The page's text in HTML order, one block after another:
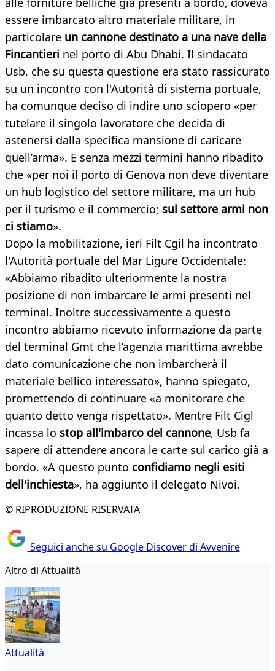
essere imbarcato altro materiale militare, in
particolare un cannone destinato a una nave della
Fincantieri nel porto di Abu Dhabi. Il sindacato
Usb, che su questa questione era stato rassicurato
su un incontro con l'Autorità di sistema portuale,
ha comunque deciso di indire uno sciopero «per
tutelare il singolo lavoratore che decida di
astenersi dalla specifica mansione di caricare
quell’arma». E senza mezzi termini hanno ribadito
che «per noi il porto di Genova non deve diventare
un hub logistico del settore militare, ma un hub
per il turismo e il commercio; sul settore armi non
ci stiamo».
Dopo la mobilitazione, ieri Filt Cgil ha incontrato
l'Autorità portuale del Mar Ligure Occidentale:
«Abbiamo ribadito ulteriormente la nostra
posizione di non imbarcare le armi presenti nel
terminal. Inoltre successivamente a questo
incontro abbiamo ricevuto informazione da parte
del terminal Gmt che l’agenzia marittima avrebbe
dato comunicazione che non imbarcherà il
materiale bellico interessato», hanno spiegato,
promettendo di continuare «a monitorare che
quanto detto venga rispettato». Mentre Filt Cigl
incassa lo stop all'imbarco del cannone, Usb fa
sapere di attendere ancora le carte sul carico già a
bordo. «A questo punto confidiamo negli esiti
dell'inchiesta», ha aggiunto il delegato Nivoi.
© RIPRODUZIONE RISERVATA
Seguici anche su Google Discover di Avvenire
Altro di Attualità
Attualità